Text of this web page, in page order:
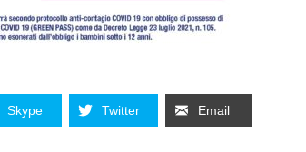
Skype Twitter Email